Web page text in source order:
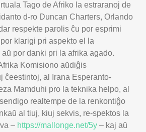
Tago de Afriko la estraranoj de
d-ro Duncan Charters, Orlando
respekte parolis ĉu por esprimi
klarigi pri aspekto el la
por danki pri la afrika agado.
Komisiono aŭdiĝis
ĉeestintoj, al Irana Esperanto-
Mamduhi pro la teknika helpo, al
realtempe de la renkontiĝo
al tiuj, kiuj sekvis, re-spektos la
– https://mallonge.net/5y – kaj aŭ